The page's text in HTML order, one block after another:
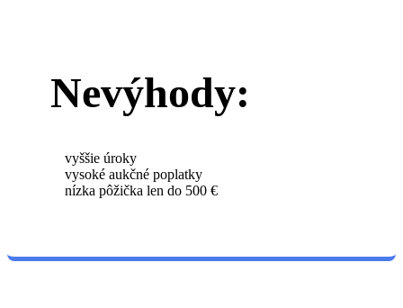
Nevýhody:
vyššie úroky
vysoké aukčné poplatky
nízka pôžička len do 500 €